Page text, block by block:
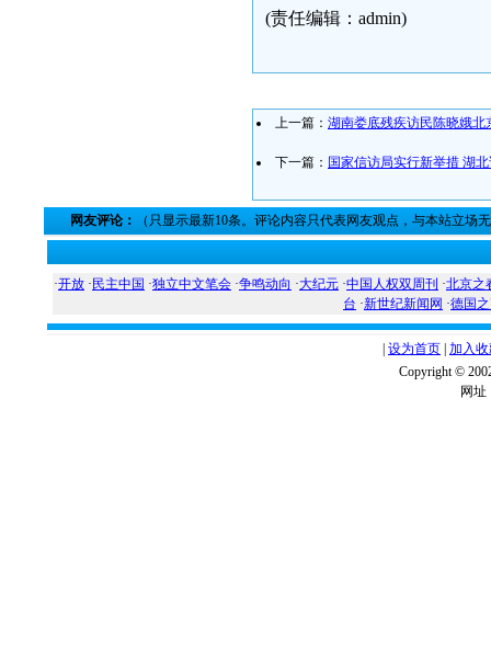
(责任编辑：admin)
上一篇： 湖南娄底残疾访民陈晓娥北
下一篇： 国家信访局实行新举措 湖
网友评论： （只显示最新10条。评论内容只代表网友观点，与本站立场
·开放 · 民主中国 ·独立中文笔会 ·争鸣动向 ·大纪元 ·中国人权双周刊 ·北京之
台 ·新世纪新闻网 ·德国
设为首页 加入
Copyright ©
网址